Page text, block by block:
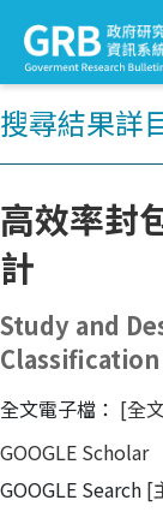
搜尋結果詳
高效率封
計
Study and
全文電子檔： [全
GOOGLE Scholar
GOOGLE Search [